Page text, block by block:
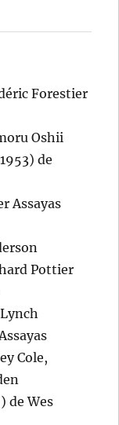
Forestier
Oshii
de
Assayas
Pottier
Cole,
de Wes